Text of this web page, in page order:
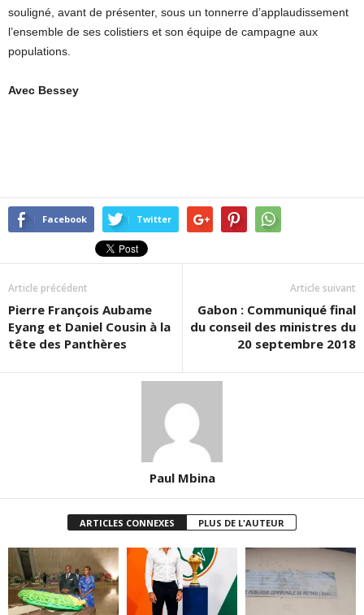
souligné, avant de présenter, sous un tonnerre d’applaudissement
l’ensemble de ses colistiers et son équipe de campagne aux
populations.
Avec Bessey
Facebook Twitter
Article précédent
Pierre François Aubame
Eyang et Daniel Cousin à la
tête des Panthères
Article suivant
Gabon : Communiqué final
du conseil des ministres du
20 septembre 2018
Paul Mbina
ARTICLES CONNEXES PLUS DE L'AUTEUR